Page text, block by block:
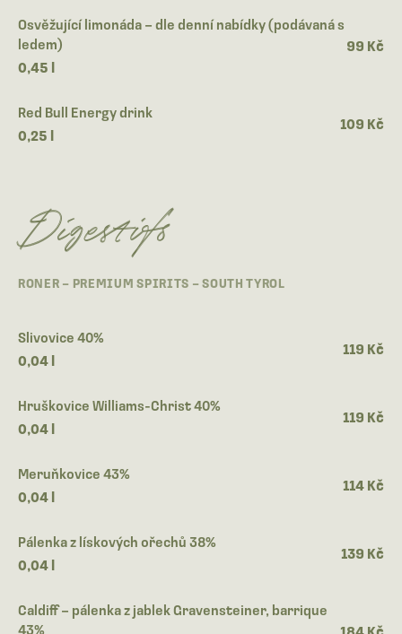
Osvěžující limonáda – dle denní nabídky (podávaná s
ledem)
0,45 l
99 Kč
Red Bull Energy drink
0,25 l
109 Kč
Digestifs
RONER – PREMIUM SPIRITS – SOUTH TYROL
Slivovice 40%
0,04 l
119 Kč
Hruškovice Williams-Christ 40%
0,04 l
119 Kč
Meruňkovice 43%
0,04 l
114 Kč
Pálenka z lískových ořechů 38%
0,04 l
139 Kč
Caldiff – pálenka z jablek Gravensteiner, barrique
43%